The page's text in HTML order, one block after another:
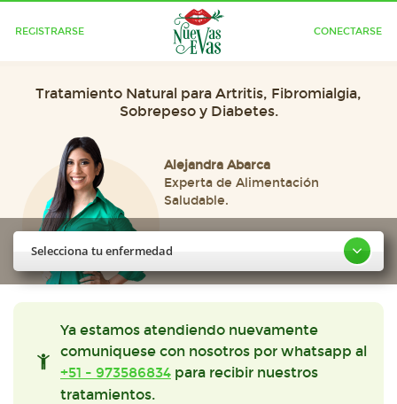
REGISTRARSE CONECTARSE
Tratamiento Natural para Artritis, Fibromialgia,
Sobrepeso y Diabetes.
Alejandra Abarca
Experta de Alimentación
Saludable.
Selecciona tu enfermedad
Ya estamos atendiendo nuevamente
comuniquese con nosotros por whatsapp al
+51 - 973586834 para recibir nuestros
tratamientos.